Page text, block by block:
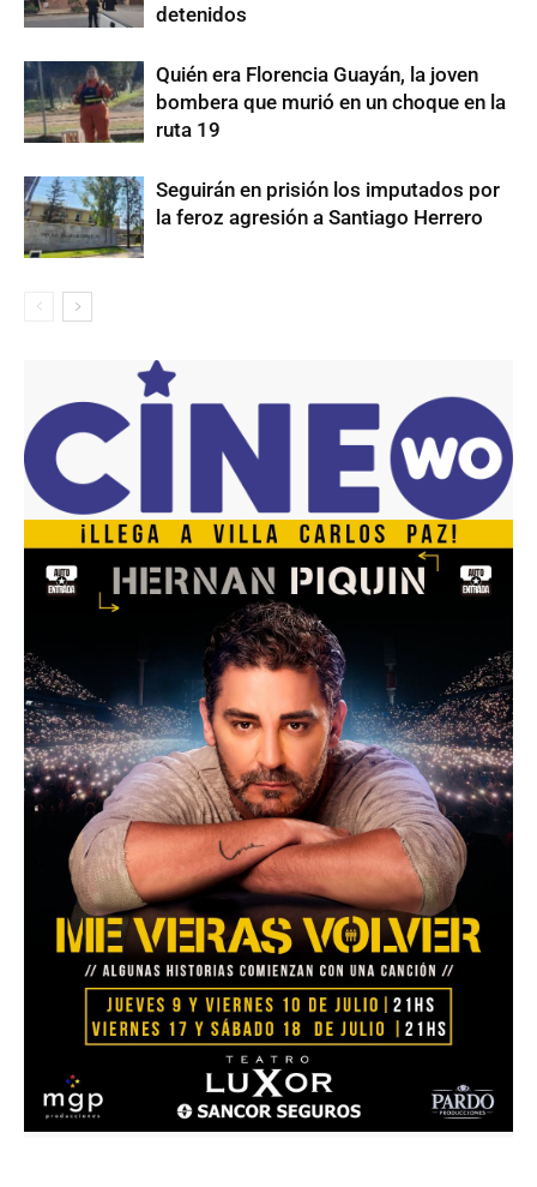
detenidos
Quién era Florencia Guayán, la joven
bombera que murió en un choque en la
ruta 19
Seguirán en prisión los imputados por
la feroz agresión a Santiago Herrero